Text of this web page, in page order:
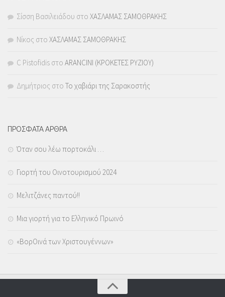
Σίσση Βασιλειάδου στο ΧΑΣΛΑΜΑΣ ΣΑΜΟΘΡΑΚΗΣ
Νίκος στο ΧΑΣΛΑΜΑΣ ΣΑΜΟΘΡΑΚΗΣ
C Pistofidis στο ARANCINI (ΚΡΟΚΕΤΕΣ ΡΥΖΙΟΥ)
Δημήτριος στο Το χαβιάρι της Σαρακοστής
ΠΡΟΣΦΑΤΑ ΑΡΘΡΑ
Όταν σου λέω πορτοκάλι …
Γιορτή του Οινοτουρισμού 2024
Μελιτζάνες παντού!!
Μια γιορτή για το Ελληνικό Πρωινό
«ΒορΟινά των Χριστουγέννων»